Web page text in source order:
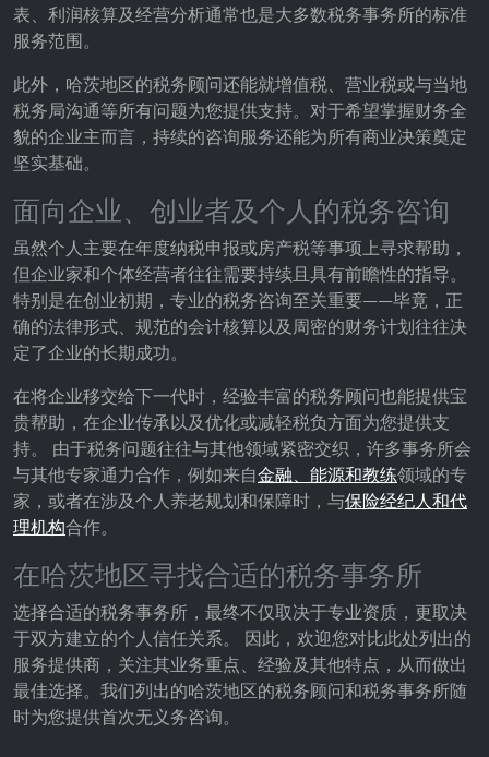
表、利润核算及经营分析通常也是大多数税务事务所的标准
服务范围。
此外，哈茨地区的税务顾问还能就增值税、营业税或与当地
税务局沟通等所有问题为您提供支持。对于希望掌握财务全
貌的企业主而言，持续的咨询服务还能为所有商业决策奠定
坚实基础。
面向企业、创业者及个人的税务咨询
虽然个人主要在年度纳税申报或房产税等事项上寻求帮助，
但企业家和个体经营者往往需要持续且具有前瞻性的指导。
特别是在创业初期，专业的税务咨询至关重要——毕竟，正
确的法律形式、规范的会计核算以及周密的财务计划往往决
定了企业的长期成功。
在将企业移交给下一代时，经验丰富的税务顾问也能提供宝
贵帮助，在企业传承以及优化或减轻税负方面为您提供支
持。 由于税务问题往往与其他领域紧密交织，许多事务所会
与其他专家通力合作，例如来自金融、能源和教练领域的专
家，或者在涉及个人养老规划和保障时，与保险经纪人和代
理机构合作。
在哈茨地区寻找合适的税务事务所
选择合适的税务事务所，最终不仅取决于专业资质，更取决
于双方建立的个人信任关系。 因此，欢迎您对比此处列出的
服务提供商，关注其业务重点、经验及其他特点，从而做出
最佳选择。我们列出的哈茨地区的税务顾问和税务事务所随
时为您提供首次无义务咨询。
市场营销
通过跟踪各网站的访问者来实现这一目的。
Facebook Pixel
_fbp, fr, _fbq, fbq
Provider:
Facebook Ireland Ltd.
Purpose:
广告测量和营销
3个月 - 1年
统计数据
统计Cookies以匿名方式收集信息。这些信息有助
于我们了解访问者如何使用我们的网站。
Google Analytics
Name:
_ga, _gid, _gac_gb_
Provider:
Google LLC